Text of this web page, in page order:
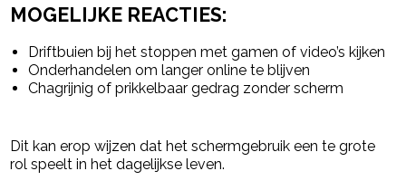
MOGELIJKE REACTIES:
Driftbuien bij het stoppen met gamen of video’s kijken
Onderhandelen om langer online te blijven
Chagrijnig of prikkelbaar gedrag zonder scherm
Dit kan erop wijzen dat het schermgebruik een te grote
rol speelt in het dagelijkse leven.